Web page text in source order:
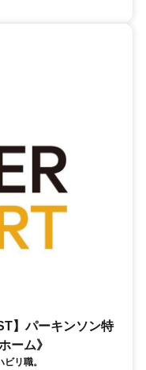
】パーキンソン特
ーム》
リ職。